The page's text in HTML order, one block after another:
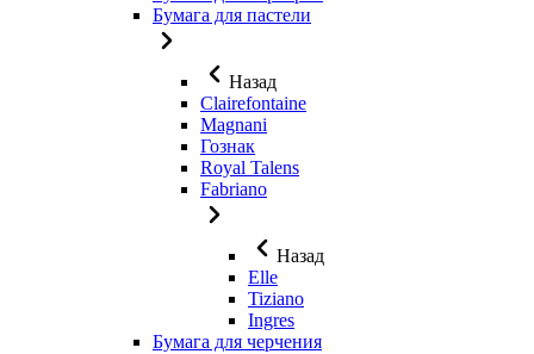
Бумага для пастели
Назад
Clairefontaine
Magnani
Гознак
Royal Talens
Fabriano
Назад
Elle
Tiziano
Ingres
Бумага для черчения